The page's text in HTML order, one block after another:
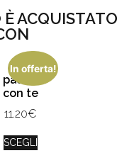
ACQUISTATO
In offerta!
passato
con te
11.20€
SCEGLI